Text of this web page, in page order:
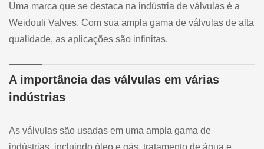
Uma marca que se destaca na indústria de válvulas é a
Weidouli Valves. Com sua ampla gama de válvulas de alta
qualidade, as aplicações são infinitas.
A importância das válvulas em várias
indústrias
As válvulas são usadas em uma ampla gama de
indústrias, incluindo óleo e gás, tratamento de água e